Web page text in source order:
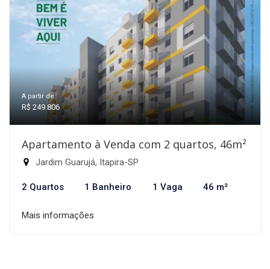
A partir de:
R$ 249.806
Apartamento à Venda com 2 quartos, 46m²
Jardim Guarujá, Itapira-SP
2 Quartos 1 Banheiro 1 Vaga 46 m²
Mais informações